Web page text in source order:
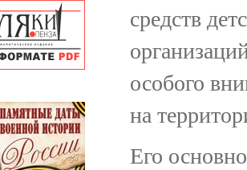
средств
особого
на
Его